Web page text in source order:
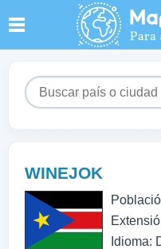
WINEJOK
Idioma: